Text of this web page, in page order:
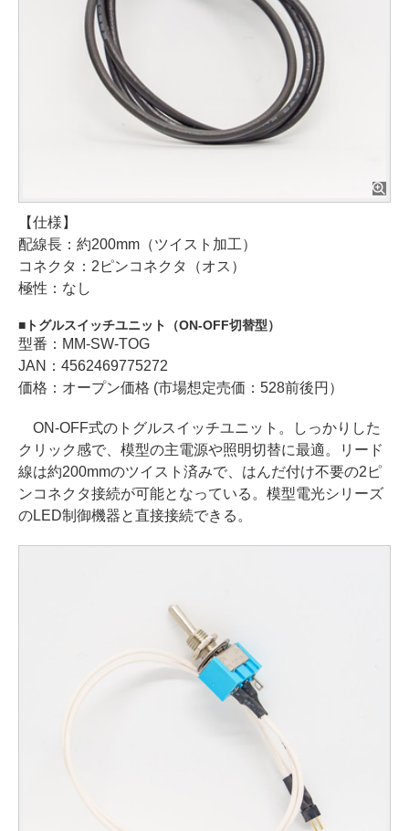
【仕様】
配線長：約200mm（ツイスト加工）
コネクタ：2ピンコネクタ（オス）
極性：なし
トグルスイッチユニット（ON-OFF切替型）
型番：MM-SW-TOG
JAN：4562469775272
価格：オープン価格 (市場想定売価：528前後円）
ON-OFF式のトグルスイッチユニット。しっかりした
クリック感で、模型の主電源や照明切替に最適。リード
線は約200mmのツイスト済みで、はんだ付け不要の2ピ
ンコネクタ接続が可能となっている。模型電光シリーズ
のLED制御機器と直接接続できる。